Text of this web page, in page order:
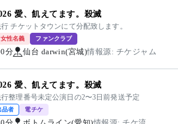
愛、飢えてます。殺滅
チケットタウンにて分配致します。
女性名義 ファンクラブ
分 仙台 darwin(宮城)情報源: チケジャム
愛、飢えてます。殺滅
整理番号未定公演日の2〜3日前発送予定
品者 電チケ